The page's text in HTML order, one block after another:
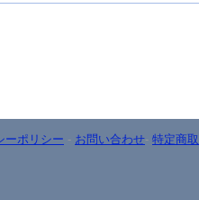
ーポリシー - お問い合わせ- 特定商